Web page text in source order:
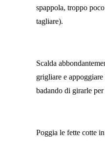
spappola, troppo
tagliare).
Scalda
grigliare e
badando di girarle
Poggia le fette cotte